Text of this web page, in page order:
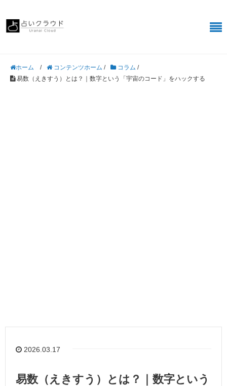
ホーム / コンテンツホーム / コラム /
易数（えきすう）とは？｜数字という「宇宙のコード」をハックする
2026.03.17
易数（えきすう）とは？｜数字という